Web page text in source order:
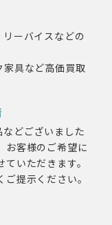
ーバイスなどの
家具など高価買取
どございました
お客様のご希望に
いただきます。
提示ください。